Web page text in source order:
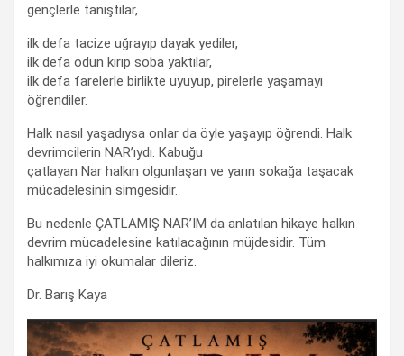
gençlerle tanıştılar,
ilk defa tacize uğrayıp dayak yediler,
ilk defa odun kırıp soba yaktılar,
ilk defa farelerle birlikte uyuyup, pirelerle yaşamayı
öğrendiler.
Halk nasıl yaşadıysa onlar da öyle yaşayıp öğrendi. Halk
devrimcilerin NAR’ıydı. Kabuğu
çatlayan Nar halkın olgunlaşan ve yarın sokağa taşacak
mücadelesinin simgesidir.
Bu nedenle ÇATLAMIŞ NAR’IM da anlatılan hikaye halkın
devrim mücadelesine katılacağının müjdesidir. Tüm
halkımıza iyi okumalar dileriz.
Dr. Barış Kaya